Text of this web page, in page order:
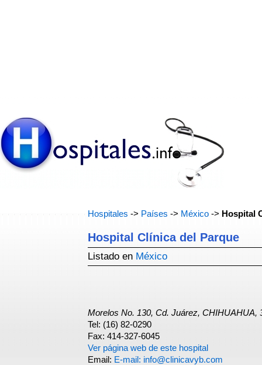
Hospitales -> Países -> México -> Hospital
Hospital Clínica del Parque
Listado en México
Morelos No. 130, Cd. Juárez, CHIHUAHUA,
Tel: (16) 82-0290
Fax: 414-327-6045
Ver página web de este hospital
Email: E-mail: info@clinicavyb.com